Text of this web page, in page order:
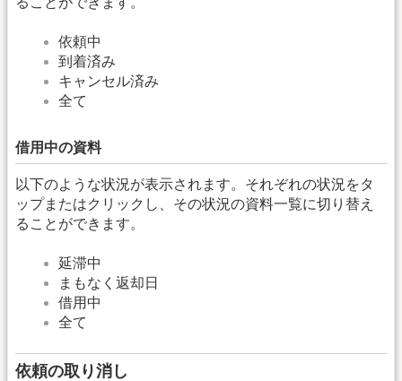
依頼中
到着済み
キャンセル済み
全て
借用中の資料
以下のような状況が表示されます。それぞれの状況をタ
ップまたはクリックし、その状況の資料一覧に切り替え
ることができます。
延滞中
まもなく返却日
借用中
全て
依頼の取り消し